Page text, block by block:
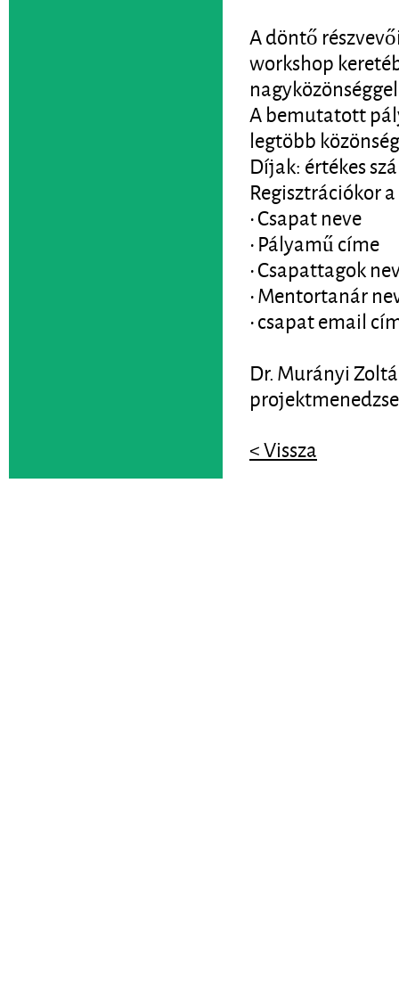
A döntő
workshop
A bemutatott
legtöbb
Díjak: értékes
Regisztrációkor
• Csapat neve
• Pályamű címe
• Csapattagok
• Mentortanár
• csapat email
Dr. Murányi
< Vissza